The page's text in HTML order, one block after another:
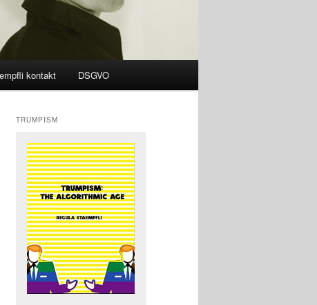
kontakt DSGVO
TRUMPISM